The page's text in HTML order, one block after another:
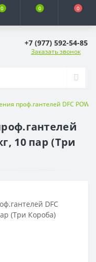
0 0 0
+7 (977) 592-54-85
Заказать звонок
проф.гантелей DFC
10 пар (Три